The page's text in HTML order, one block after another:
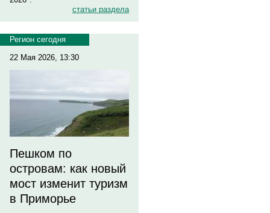
статьи раздела
Регион сегодня
22 Мая 2026, 13:30
Пешком по
островам: как новый
мост изменит туризм
в Приморье